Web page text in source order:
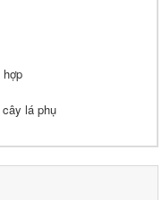
lá phụ